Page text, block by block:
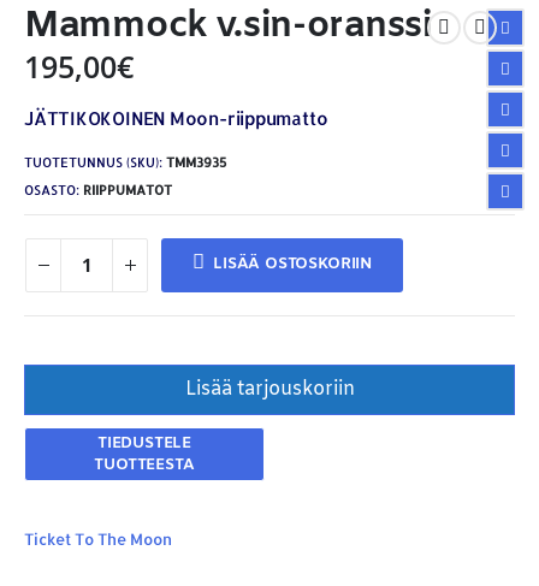
Mammock v.sin-oranssi
195,00€
JÄTTIKOKOINEN Moon-riippumatto
TUOTETUNNUS (SKU): TMM3935
OSASTO: RIIPPUMATOT
LISÄÄ OSTOSKORIIN
Lisää tarjouskoriin
Ticket To The Moon